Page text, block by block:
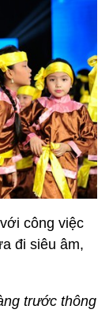
công việc
đi siêu âm,
trước thông